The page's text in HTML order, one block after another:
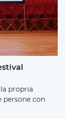
propria
persone con